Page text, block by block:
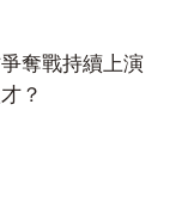
奪戰持續上演
？